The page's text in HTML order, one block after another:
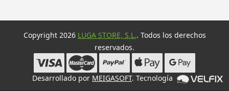
Copyright 2026 LUGA STORE, S.L.. Todos los derechos
reservados.
Desarrollado por MEIGASOFT. Tecnología